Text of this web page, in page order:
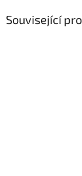
Související